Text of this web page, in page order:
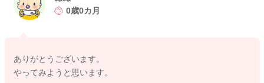
また腰からお尻にかけて丸くなれるように抱っこをされてみる
水分不足になるのかどうかわからないのですが、授乳の回数、
おっぱいをあげていただく回数だけでも意識的に増やしてみる
0歳0カ月
ありがとうございます。
やってみようと思います。